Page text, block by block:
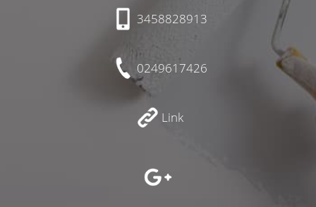
3458828913
0249617426
Link